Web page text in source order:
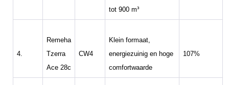
tot 900 m³
4.
Remeha
Tzerra
Ace 28c
CW4
Klein formaat,
energiezuinig en hoge
comfortwaarde
107%